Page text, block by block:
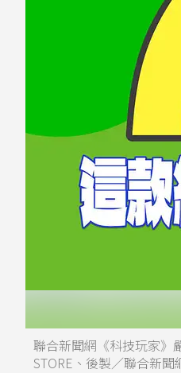
聯合新聞網《科技玩家》
STORE、後製／聯合新聞